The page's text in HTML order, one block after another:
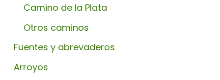
Camino de la Plata
Otros caminos
Fuentes y abrevaderos
Arroyos